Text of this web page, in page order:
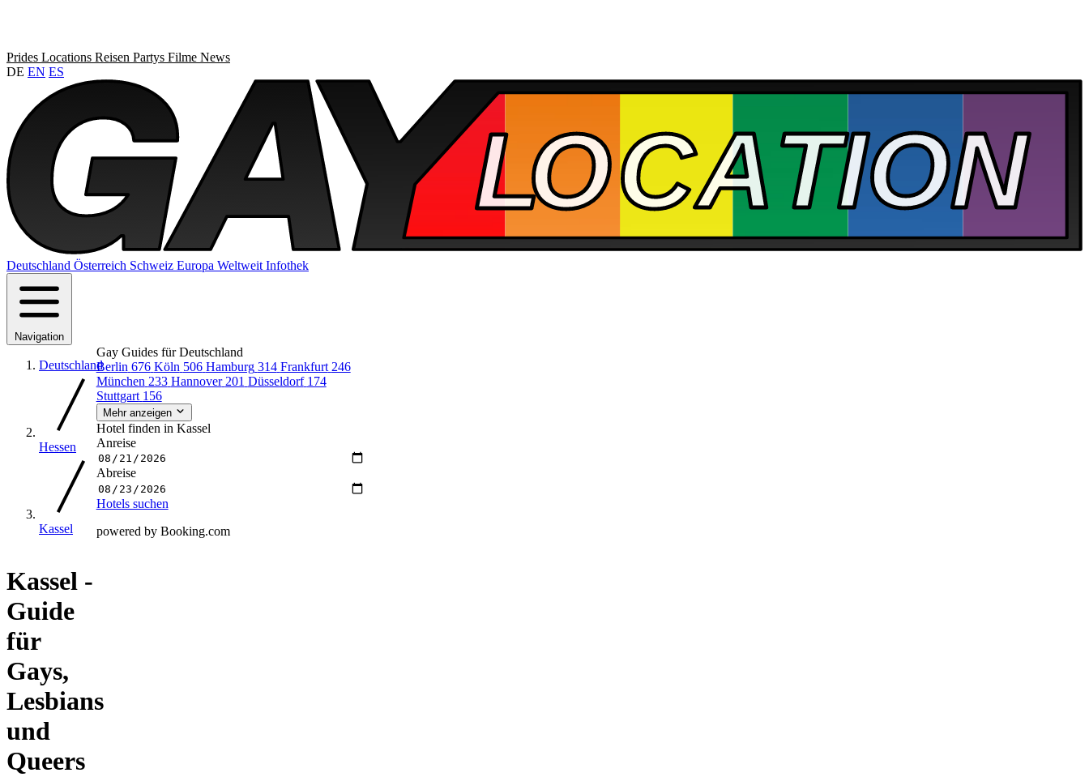
Prides Locations Reisen Partys Filme News
DE EN ES
Deutschland Österreich Schweiz Europa Weltweit Infothek
Navigation
Deutschland
Hessen
Kassel
Kassel -
Guide
für
Gays,
Lesbians
und
Queers
Gay Guides für Deutschland
Berlin 676 Köln 506 Hamburg 314 Frankfurt 246
München 233 Hannover 201 Düsseldorf 174
Stuttgart 156
Mehr anzeigen
Hotel finden in Kassel
Anreise
Abreise
Hotels suchen
powered by Booking.com